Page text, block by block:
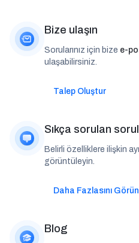
Bize ulaşın
Sorularınız için bize e-
ulaşabilirsiniz.
Talep Oluştur
Sıkça sorulan
Belirli özelliklere ilişkin
görüntüleyin.
Daha Fazlasını
Blog